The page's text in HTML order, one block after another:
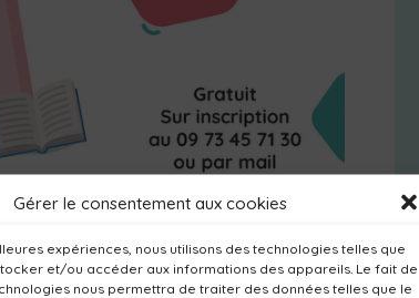
Gérer le consentement aux cookies
expériences, nous utilisons des technologies telles que
et/ou accéder aux informations des appareils. Le fait de
nous permettra de traiter des données telles que le